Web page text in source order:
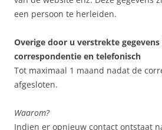
een persoon te herleiden.
Overige door u verstrekte
correspondentie en telefonisch
Tot maximaal 1 maand nadat de
afgesloten.
Waarom?
Indien er opnieuw contact ontstaat